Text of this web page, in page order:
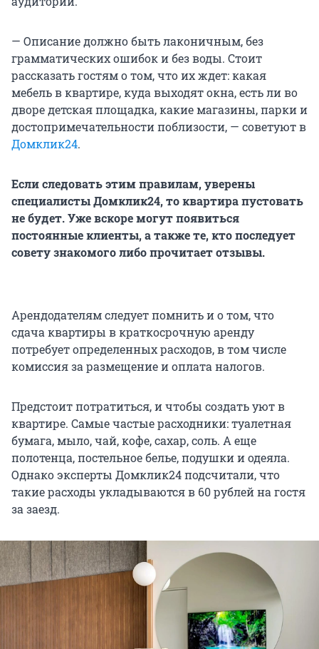
— Описание должно быть лаконичным, без
грамматических ошибок и без воды. Стоит
рассказать гостям о том, что их ждет: какая
мебель в квартире, куда выходят окна, есть ли во
дворе детская площадка, какие магазины, парки и
достопримечательности поблизости, — советуют в
Домклик24.
Если следовать этим правилам, уверены
специалисты Домклик24, то квартира пустовать
не будет. Уже вскоре могут появиться
постоянные клиенты, а также те, кто последует
совету знакомого либо прочитает отзывы.
Арендодателям следует помнить и о том, что
сдача квартиры в краткосрочную аренду
потребует определенных расходов, в том числе
комиссия за размещение и оплата налогов.
Предстоит потратиться, и чтобы создать уют в
квартире. Самые частые расходники: туалетная
бумага, мыло, чай, кофе, сахар, соль. А еще
полотенца, постельное белье, подушки и одеяла.
Однако эксперты Домклик24 подсчитали, что
такие расходы укладываются в 60 рублей на гостя
за заезд.